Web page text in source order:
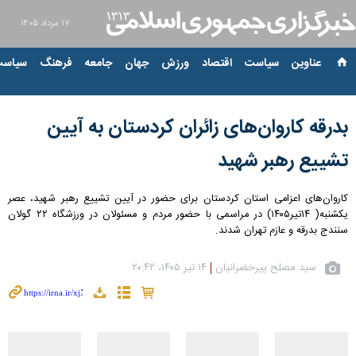
۱۷ مرداد ۱۴۰۵
عناوین‌ سیاست اقتصاد ورزش جهان جامعه فرهنگ
بدرقه کاروان‌های زائران کردستان به آیین
تشییع رهبر شهید
کاروان‌های اعزامی استان کردستان برای حضور در آیین تشییع رهبر شهید، عصر
یکشنبه( ۱۴تیر۱۴۰۵) در مراسمی با حضور مردم و مسئولان در ورزشگاه ۲۲ گولان
سنندج بدرقه و عازم تهران شدند.
سید مصلح پیرخضرانیان ۱۴ تیر ۱۴۰۵، ۲۰:۴۲